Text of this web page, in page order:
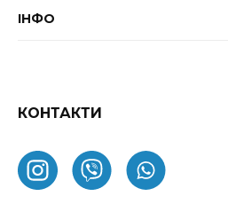
Електрогітари
Процесори ефектів
Підсилювачі
Комбопідсилювачі
ІНФО
Обмін та повернення товару
Як замовити
Про нас
КОНТАКТИ